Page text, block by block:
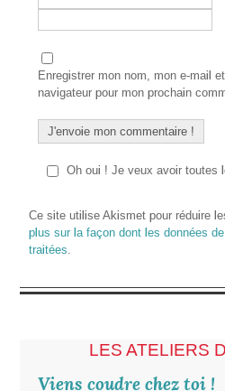
Enregistrer mon nom, mon e-mail
navigateur pour mon prochain
Oh oui ! Je veux avoir toutes
Ce site utilise Akismet pour réduire
plus sur la façon dont les données
traitées.
LES ATELIERS
Viens coudre chez toi !